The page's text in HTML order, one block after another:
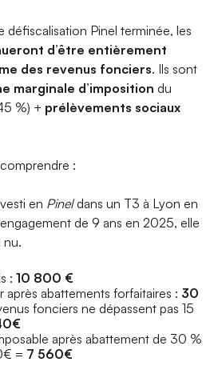
défiscalisation Pinel terminée, les
d’être entièrement
des revenus fonciers. Ils sont
marginale d’imposition du
%) + prélèvements sociaux
:
en Pineldans un T3 à Lyon en
de 9 ans en 2025, elle
nu.
: 10 800 €
abattements forfaitaires : 30
fonciers ne dépassent pas 15
après abattement de 30 %
= 7 560€